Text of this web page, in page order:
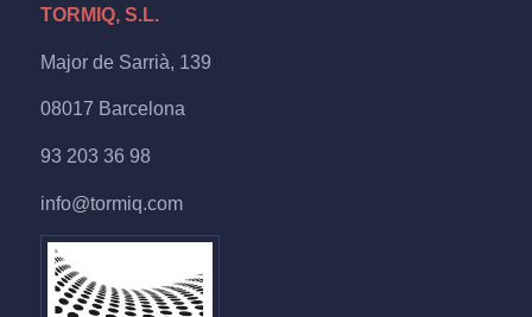
TORMIQ, S.L.
Major de Sarrià, 139
08017 Barcelona
93 203 36 98
info@tormiq.com